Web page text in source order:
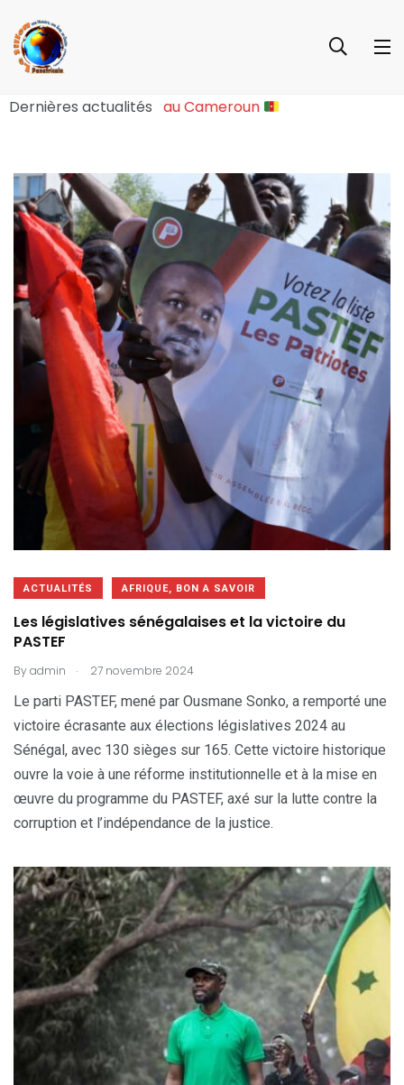
Dernières actualités
Sociopolitique Majeure au Cameroun
ACTUALITÉS AFRIQUE, BON A SAVOIR
Les législatives sénégalaises et la victoire du
PASTEF
Byadmin . 27 novembre 2024
Le parti PASTEF, mené par Ousmane Sonko, a remporté une
victoire écrasante aux élections législatives 2024 au
Sénégal, avec 130 sièges sur 165. Cette victoire historique
ouvre la voie à une réforme institutionnelle et à la mise en
œuvre du programme du PASTEF, axé sur la lutte contre la
corruption et l’indépendance de la justice.